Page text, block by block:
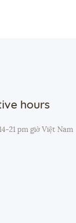
hours
21 pm giờ Việt Nam